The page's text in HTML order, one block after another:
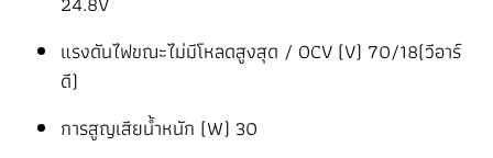
แรงดันไฟขณะไม่มีโหลดสูงสุด / OCV (V) 70/18(วีอาร์
ดี)
การสูญเสียน้ำหนัก (W) 30